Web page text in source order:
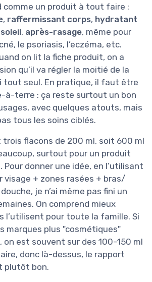
comme un produit à tout faire :
, raffermissant corps, hydratant
, après-rasage, même pour
le psoriasis, l’eczéma, etc.
on lit la fiche produit, on a
qu’il va régler la moitié de la
tout seul. En pratique, il faut être
à-terre : ça reste surtout un bon
avec quelques atouts, mais
tous les soins ciblés.
flacons de 200 ml, soit 600 ml
surtout pour un produit
Pour donner une idée, en l’utilisant
visage + zones rasées + bras/
je n’ai même pas fini un
On comprend mieux
l’utilisent pour toute la famille. Si
marques plus "cosmétiques"
on est souvent sur des 100–150 ml
donc là-dessus, le rapport
plutôt bon.